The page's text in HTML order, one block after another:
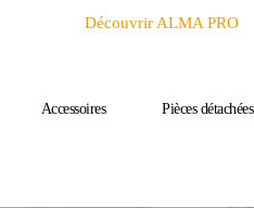
Découvrir ALMA PRO
Accessoires Pièces détachées